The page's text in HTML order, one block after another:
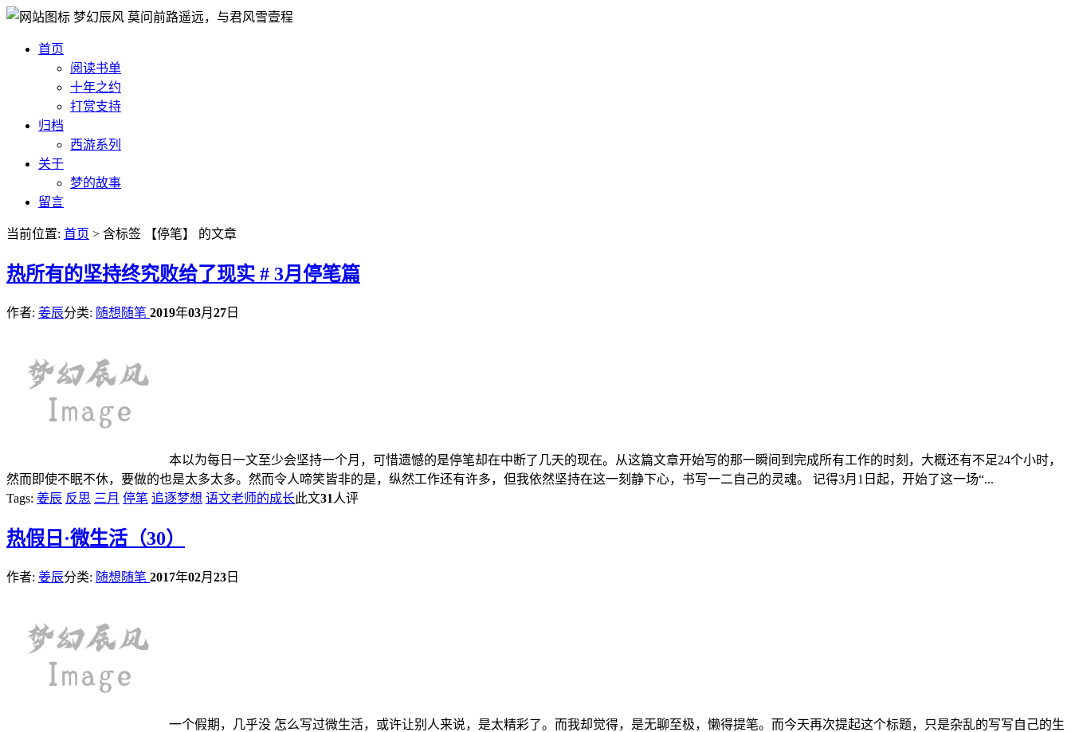
梦幻辰风 莫问前路遥远，与君风雪壹程
首页
阅读书单
十年之约
打赏支持
归档
西游系列
关于
梦的故事
留言
当前位置: 首页 > 含标签 【停笔】 的文章
热所有的坚持终究败给了现实 # 3月停笔篇
作者: 姜辰分类: 随想随笔 2019年03月 27 日
本以为每日一文至少会坚持一个月，可惜遗憾的是停笔却在中断了几天的现在。从这篇文章开始写的那一瞬间到完成所有工作的时刻，大概还有不足24个小时，
然而即使不眠不休，要做的也是太多太多。然而令人啼笑皆非的是，纵然工作还有许多，但我依然坚持在这一刻静下心，书写一二自己的灵魂。 记得3月1日起，开始了这一场“...
Tags: 姜辰 反思 三月 停笔 追逐梦想 语文老师的成长此文31 人评
热假日·微生活（30）
作者: 姜辰分类: 随想随笔 2017年02月 23 日
一个假期，几乎没 怎么写过微生活，或许让别人来说，是太精彩了。而我却觉得，是无聊至极，懒得提笔。而今天再次提起这个标题，只是杂乱的写写自己的生